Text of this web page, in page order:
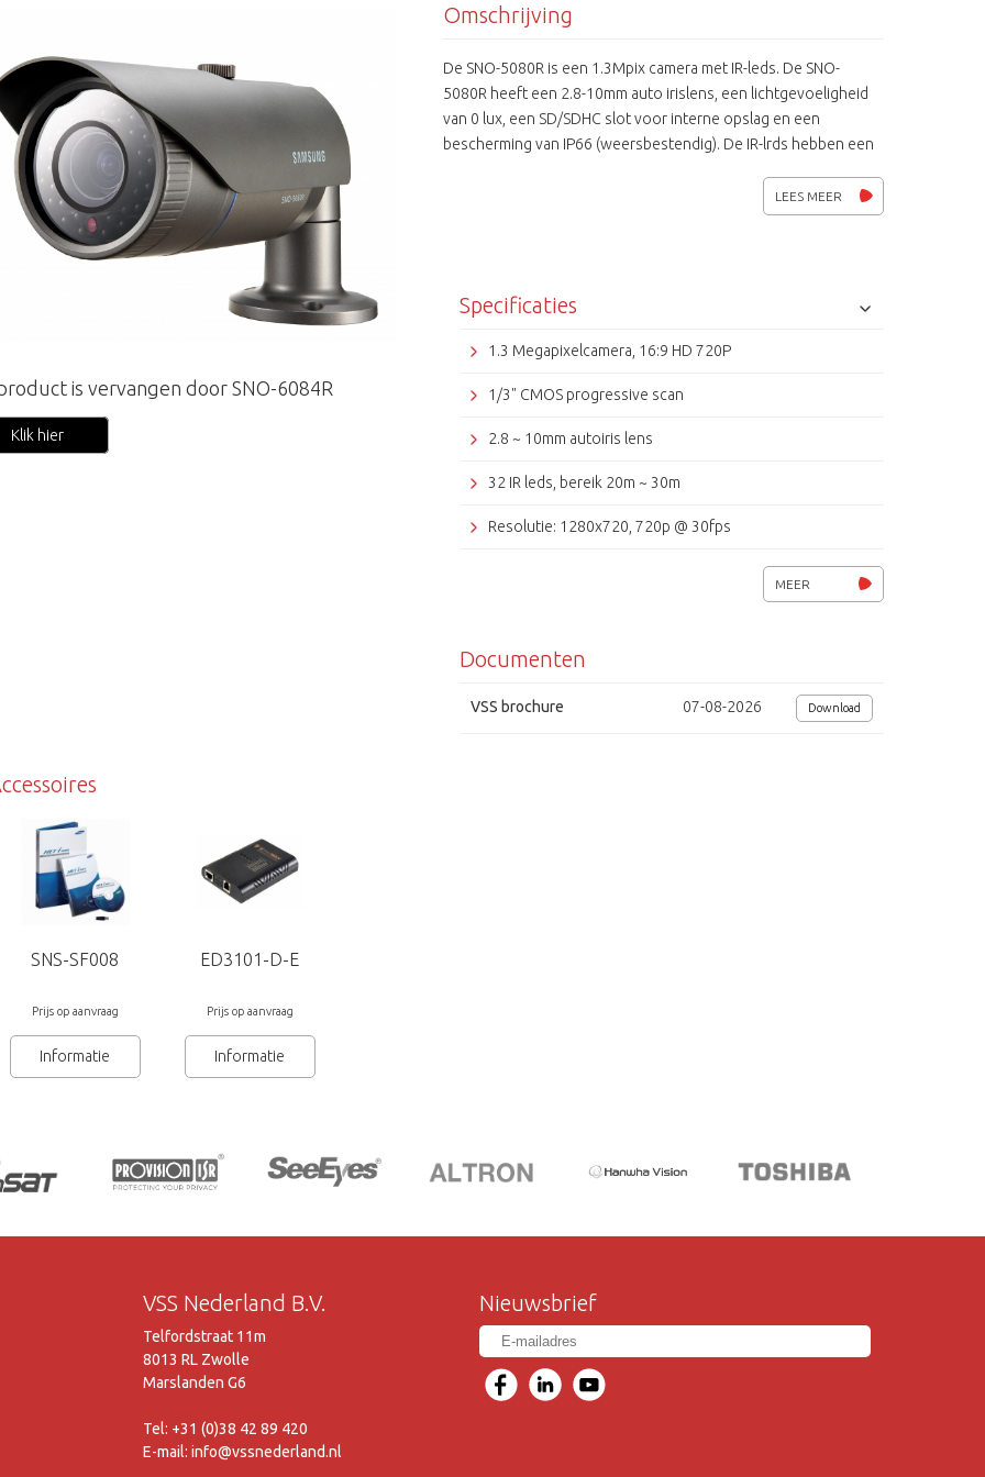
is vervangen door SNO-6084R
Klik hier
Omschrijving
De SNO-5080R is een 1.3Mpix camera met IR-leds. De SNO-
5080R heeft een 2.8-10mm auto irislens, een lichtgevoeligheid
van 0 lux, een SD/SDHC slot voor interne opslag en een
bescherming van IP66 (weersbestendig). De IR-lrds hebben een
LEES MEER
Specificaties
1.3 Megapixelcamera, 16:9 HD 720P
1/3" CMOS progressive scan
2.8 ~ 10mm autoiris lens
32 IR leds, bereik 20m ~ 30m
Resolutie: 1280x720, 720p @ 30fps
Lichtgevoeligheid 0 ~ 0.3 lux @ F1.2
ATW, bewegingsdetectie
MEER
Documenten
VSS brochure 07-08-2026 Download
SNS-SF008
Prijs op aanvraag
Informatie
ED3101-D-E
Prijs op aanvraag
Informatie
VSS Nederland B.V.
Telfordstraat 11m
8013 RL Zwolle
Marslanden G6
Tel: +31 (0)38 42 89 420
E-mail: info@vssnederland.nl
Nieuwsbrief